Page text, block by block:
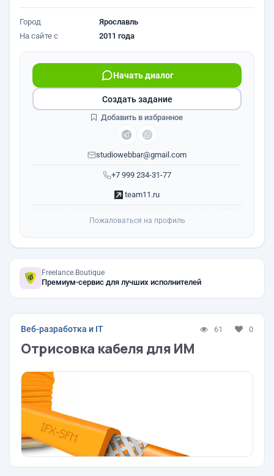
Город
Ярославль
На сайте с
2011 года
+7 999 234-31-77
Начать диалог
studiowebbar@gmail.com
team11.ru
Создать задание
Добавить в избранное
Пожаловаться на профиль
Freelance.Boutique
Премиум-сервис для лучших исполнителей
Веб-разработка и IT 61 0
Отрисовка кабеля для ИМ